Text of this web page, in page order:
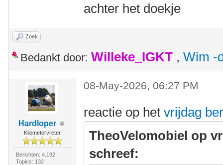
achter het doekje
Zoek
Bedankt door: Willeke_IGKT , Wim -
Hardloper
Kilometervreter
Berichten: 4.192
Topics: 132
08-May-2026, 06:27 PM
reactie op hetvrijdag
TheoVelomobiel op
schreef: